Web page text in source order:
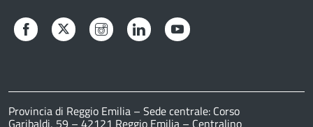
Facebook Twitter Instagram LinkedIn
Provincia di Reggio Emilia – Sede centrale: Corso
Garibaldi, 59 – 42121 Reggio Emilia – Centralino